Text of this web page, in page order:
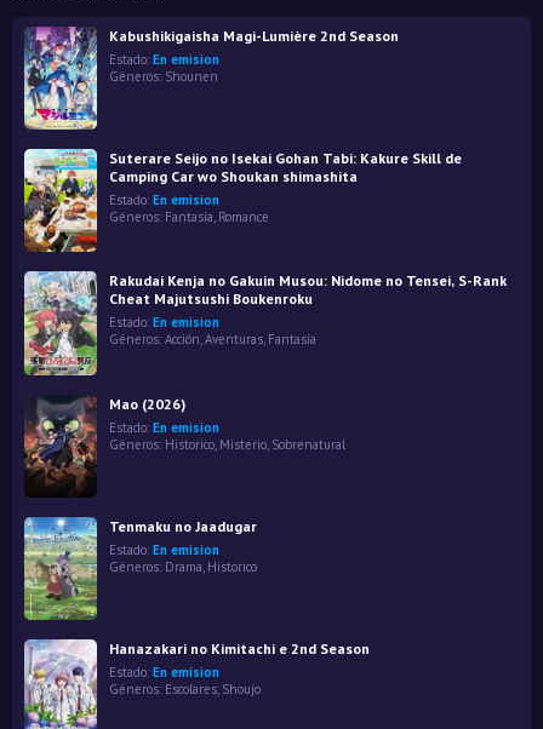
Kabushikigaisha Magi-Lumière 2nd Season
Estado: En emision
Géneros: Shounen
Suterare Seijo no Isekai Gohan Tabi: Kakure Skill de
Camping Car wo Shoukan shimashita
Estado: En emision
Géneros: Fantasía, Romance
Rakudai Kenja no Gakuin Musou: Nidome no Tensei, S-Rank
Cheat Majutsushi Boukenroku
Estado: En emision
Géneros: Acción,Aventuras, Fantasía
Mao (2026)
Estado: En emision
Géneros: Historico Misterio Sobrenatural
Tenmaku no Jaadugar
Estado: En emision
Géneros: Drama, Historico
Hanazakari no Kimitachi e 2nd Season
Estado: En emision
Géneros: Escolares, Shoujo